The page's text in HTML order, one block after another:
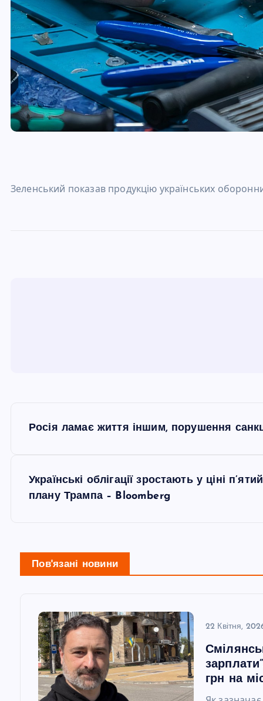
Зеленський показав продукцію українських
Н
г
а
Росія ламає життя іншим, порушення
Українські облігації зростають у ціні
плану Трампа – Bloomberg
Пов'язані новини
22 Квітня,
грн на